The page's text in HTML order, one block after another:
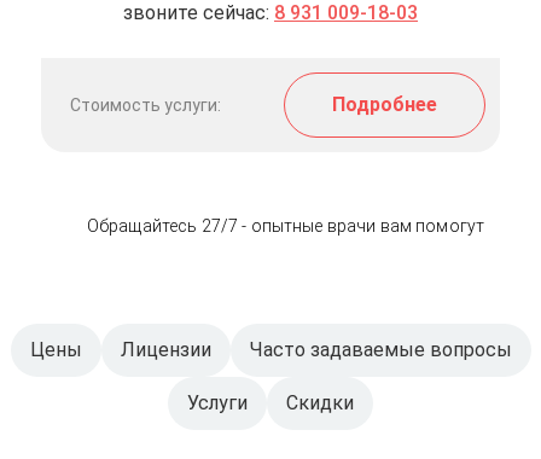
звоните сейчас: 8 931 009-18-03
Стоимость услуги: Подробнее
Обращайтесь 27/7 - опытные врачи вам помогут
Цены Лицензии Часто задаваемые вопросы
Услуги Скидки